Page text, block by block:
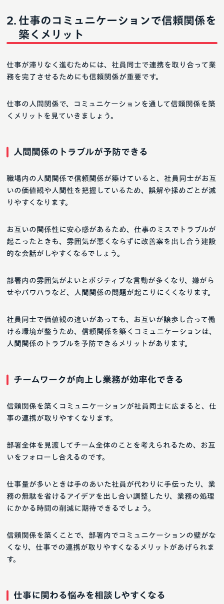
仕事のコミュニケーションで信頼関係を
築くメリット
仕事が滞りなく進むためには、社員同士で連携を取り合って業
務を完了させるためにも信頼関係が重要です。
仕事の人間関係で、コミュニケーションを通して信頼関係を築
くメリットを見ていきましょう。
人間関係のトラブルが予防できる
職場内の人間関係で信頼関係が築けていると、社員同士がお互
いの価値観や人間性を把握しているため、誤解や揉めごとが減
りやすくなります。
お互いの関係性に安心感があるため、仕事のミスでトラブルが
起こったときも、雰囲気が悪くならずに改善案を出し合う建設
的な会話がしやすくなるでしょう。
部署内の雰囲気がよいとポジティブな言動が多くなり、嫌がら
せやパワハラなど、人間関係の問題が起こりにくくなります。
社員同士で価値観の違いがあっても、お互いが譲歩し合って働
ける環境が整うため、信頼関係を築くコミュニケーションは、
人間関係のトラブルを予防できるメリットがあります。
チームワークが向上し業務が効率化できる
信頼関係を築くコミュニケーションが社員同士に広まると、仕
事の連携が取りやすくなります。
部署全体を見渡してチーム全体のことを考えられるため、お互
いをフォローし合えるのです。
仕事量が多いときは手のあいた社員が代わりに手伝ったり、業
務の無駄を省けるアイデアを出し合い調整したり、業務の処理
にかかる時間の削減に期待できるでしょう。
信頼関係を築くことで、部署内でコミュニケーションの壁がな
くなり、仕事での連携が取りやすくなるメリットがあげられま
す。
仕事に関わる悩みを相談しやすくなる